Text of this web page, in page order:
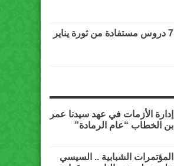
7 دروس مستفادة من ثورة يناير
إدارة الأزمات في عهد سيدنا عمر
بن الخطاب “عام الرمادة”
المؤتمرات الشبابية .. السيسي